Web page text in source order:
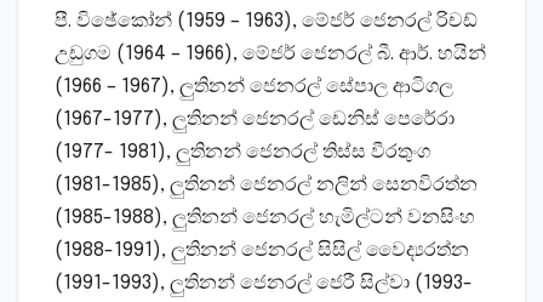
පී. විඡේකෝන් (1959 – 1963), මේජර් ජෙනරල් රිචඩ්
උඩුගම (1964 – 1966), මේජර් ජෙනරල් බී. ආර්. හයින්
(1966 – 1967), ලුතිනන් ජෙනරල් සේපාල ආටිගල
(1967-1977), ලුතිනන් ජෙනරල් ඩෙනිස්‌ පෙරේරා
(1977- 1981), ලුතිනන් ජෙනරල් තිස්‌ස වීරතුංග
(1981-1985), ලුතිනන් ජෙනරල් නලින් සෙනවිරත්න
(1985-1988), ලුතිනන් ජෙනරල් හැමිල්ටන් වනසිංහ
(1988-1991), ලුතිනන් ජෙනරල් සිසිල් වෛද්‍යරත්න
(1991-1993), ලුතිනන් ජෙනරල් ජෙරී සිල්වා (1993-